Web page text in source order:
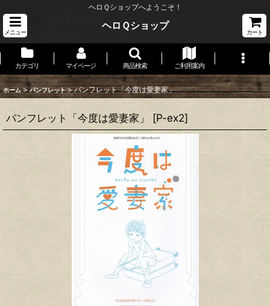
ヘロＱショップへようこそ！
メニュー
ヘロＱショップ
カート
カテゴリ マイページ 商品検索 ご利用案内
ホーム > パンフレット > パンフレット「今度は愛妻家」
パンフレット「今度は愛妻家」 [P-ex2]